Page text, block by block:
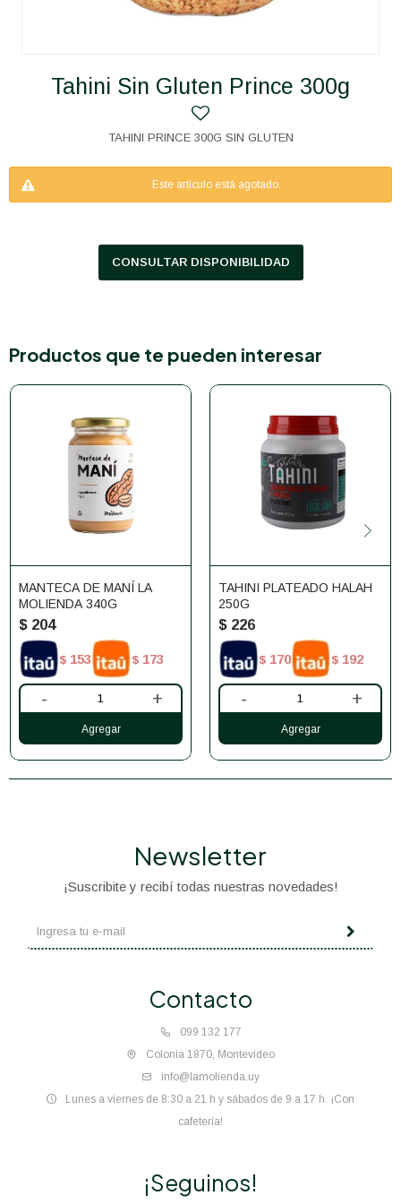
Tahini Sin Gluten Prince 300g
TAHINI PRINCE 300G SIN GLUTEN
Este artículo está agotado.
CONSULTAR DISPONIBILIDAD
Productos que te pueden interesar
MANTECA DE MANÍ LA
MOLIENDA 340G
$ 204
$ 153 $ 173
- +
TAHINI PLATEADO HALAH
250G
$ 226
$ 170 $ 192
- +
Contacto
099 132 177
Colonia 1870, Montevideo
info@lamolienda.uy
Lunes a viernes de 8:30 a 21 h y sábados de 9 a 17 h. ¡Con
cafetería!
Newsletter
¡Suscribite y recibí todas nuestras novedades!
¡Seguinos!